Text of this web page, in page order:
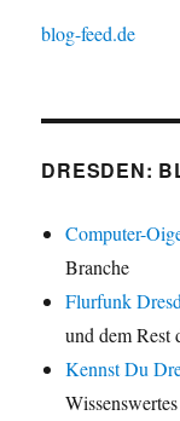
blog-feed.de
DRESDEN:
Computer-
Branche
Flurfunk
und dem Rest
Kennst Du